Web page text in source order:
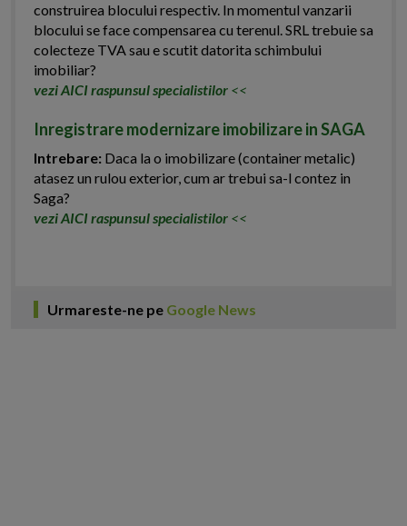
construirea blocului respectiv. In momentul vanzarii
blocului se face compensarea cu terenul. SRL trebuie sa
colecteze TVA sau e scutit datorita schimbului
imobiliar?
vezi AICI raspunsul specialistilor <<
Inregistrare modernizare imobilizare in SAGA
Intrebare: Daca la o imobilizare (container metalic)
atasez un rulou exterior, cum ar trebui sa-l contez in
Saga?
vezi AICI raspunsul specialistilor <<
Urmareste-ne pe Google News